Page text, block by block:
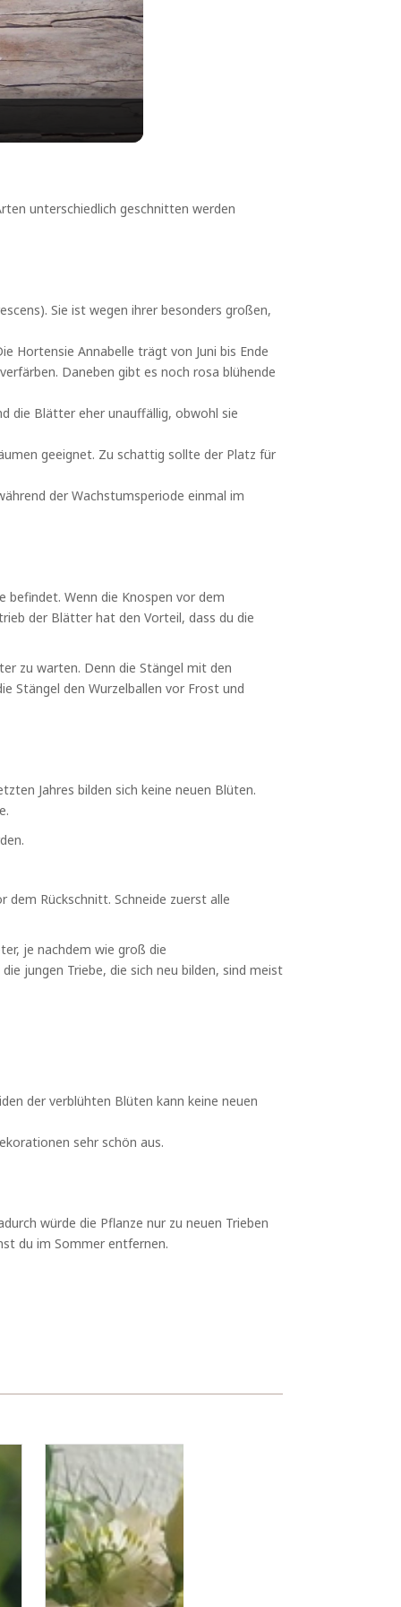
unterschiedlich geschnitten werden
Sie ist wegen ihrer besonders großen,
Hortensie Annabelle trägt von Juni bis Ende
Daneben gibt es noch rosa blühende
die Blätter eher unauffällig, obwohl sie
geeignet. Zu schattig sollte der Platz für
der Wachstumsperiode einmal im
befindet. Wenn die Knospen vor dem
der Blätter hat den Vorteil, dass du die
zu warten. Denn die Stängel mit den
Stängel den Wurzelballen vor Frost und
Jahres bilden sich keine neuen Blüten.
dem Rückschnitt. Schneide zuerst alle
je nachdem wie groß die
jungen Triebe, die sich neu bilden, sind meist
der verblühten Blüten kann keine neuen
sehr schön aus.
würde die Pflanze nur zu neuen Trieben
du im Sommer entfernen.